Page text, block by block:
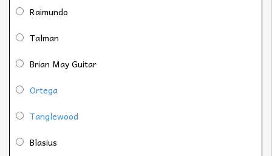
Raimundo
Talman
Brian May Guitar
Ortega
Tanglewood
Blasius